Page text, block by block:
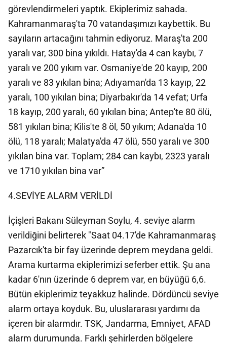
görevlendirmeleri yaptık. Ekiplerimiz sahada.
Kahramanmaraş'ta 70 vatandaşımızı kaybettik. Bu
sayıların artacağını tahmin ediyoruz. Maraş'ta 200
yaralı var, 300 bina yıkıldı. Hatay'da 4 can kaybı, 7
yaralı ve 200 yıkım var. Osmaniye'de 20 kayıp, 200
yaralı ve 83 yıkılan bina; Adıyaman'da 13 kayıp, 22
yaralı, 100 yıkılan bina; Diyarbakır'da 14 vefat; Urfa
18 kayıp, 200 yaralı, 60 yıkılan bina; Antep'te 80 ölü,
581 yıkılan bina; Kilis'te 8 öl, 50 yıkım; Adana'da 10
ölü, 118 yaralı; Malatya'da 47 ölü, 550 yaralı ve 300
yıkılan bina var. Toplam; 284 can kaybı, 2323 yaralı
ve 1710 yıkılan bina var”
4.SEVİYE ALARM VERİLDİ
İçişleri Bakanı Süleyman Soylu, 4. seviye alarm
verildiğini belirterek "Saat 04.17'de Kahramanmaraş
Pazarcık'ta bir fay üzerinde deprem meydana geldi.
Arama kurtarma ekiplerimizi seferber ettik. Şu ana
kadar 6'nın üzerinde 6 deprem var, en büyüğü 6,6.
Bütün ekiplerimiz teyakkuz halinde. Dördüncü seviye
alarm ortaya koyduk. Bu, uluslararası yardımı da
içeren bir alarmdır. TSK, Jandarma, Emniyet, AFAD
alarm durumunda. Farklı şehirlerden bölgelere